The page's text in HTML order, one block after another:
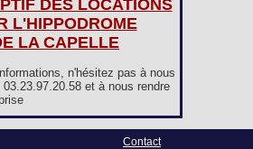
DES LOCATIONS
L'HIPPODROME
LA CAPELLE
n'hésitez pas à nous
et à nous rendre
Contact